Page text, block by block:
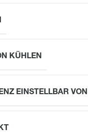
KÜHLEN
EINSTELLBAR